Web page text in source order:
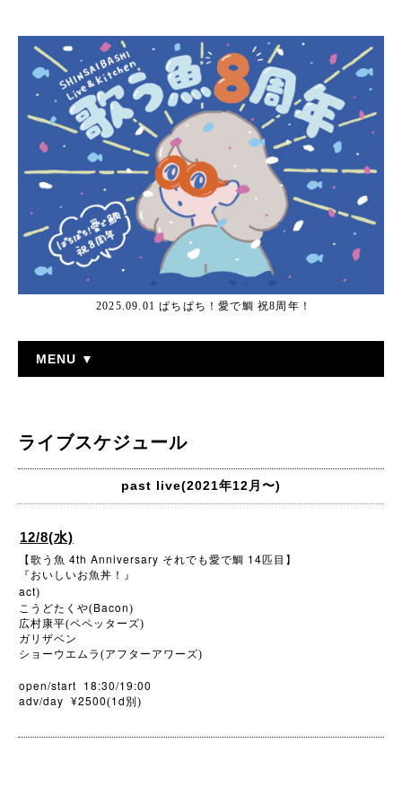
2025.09.01 ぱちぱち！愛で鯛 祝8周年！
MENU ▼
ライブスケジュール
past live(2021年12月〜)
12/8(水)
【歌う魚 4th Anniversary それでも愛で鯛 14 匹目】
『おいしいお魚丼！』
act)
こうどたくや(Bacon)
広村康平(ペペッターズ)
ガリザベン
ショーウエムラ(アフターアワーズ)
open/start 18:30/19:00
adv/day ¥2500(1d 別)